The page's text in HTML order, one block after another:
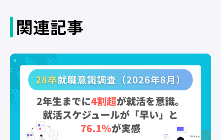
関連記事